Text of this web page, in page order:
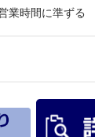
業時間に準ずる